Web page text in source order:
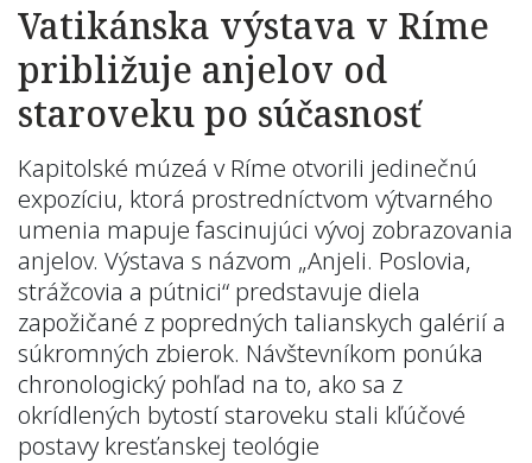
Vatikánska výstava v Ríme
približuje anjelov od
staroveku po súčasnosť
Kapitolské múzeá v Ríme otvorili jedinečnú
expozíciu, ktorá prostredníctvom výtvarného
umenia mapuje fascinujúci vývoj zobrazovania
anjelov. Výstava s názvom „Anjeli. Poslovia,
strážcovia a pútnici“ predstavuje diela
zapožičané z popredných talianskych galérií a
súkromných zbierok. Návštevníkom ponúka
chronologický pohľad na to, ako sa z
okrídlených bytostí staroveku stali kľúčové
postavy kresťanskej teológie